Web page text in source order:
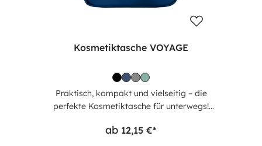
Kosmetiktasche VOYAGE
Praktisch, kompakt und vielseitig – die
perfekte Kosmetiktasche für unterwegs!
durchdachte Aufbewahrungslösungen und
ab 12,15 €*